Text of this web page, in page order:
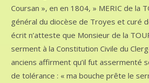
Coursan », en en 1804, » MERIC de la
général du diocèse de Troyes et curé
écrit n’atteste que Monsieur de la
serment à la Constitution Civile du
anciens affirment qu’il fut assermenté
de tolérance : « ma bouche prête le